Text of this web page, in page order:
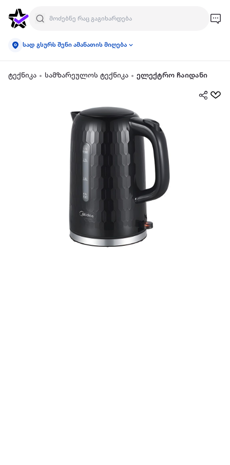
სად გსურს შენი ამანათის მიღება
ტექნიკა სამზარეულოს ტექნიკა ელექტრო ჩაიდანი